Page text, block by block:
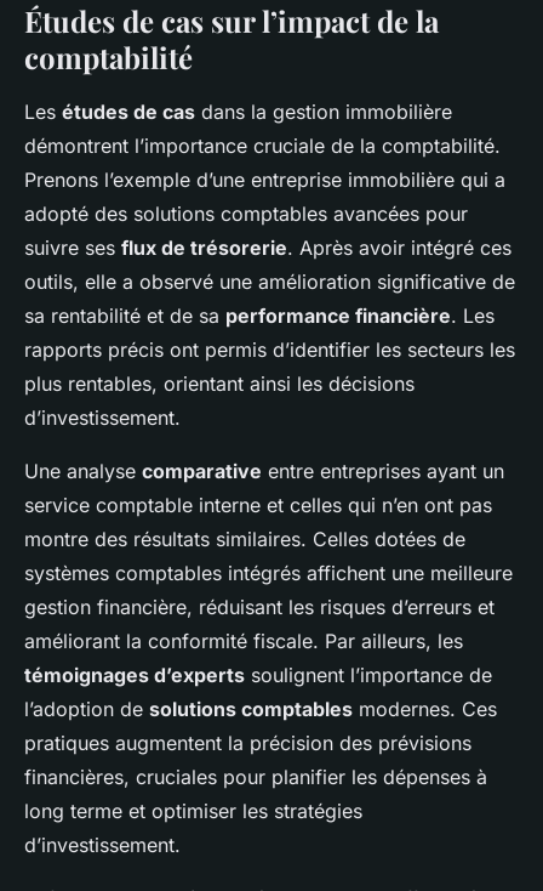
Études de cas sur l’impact de la
comptabilité
Les études de cas dans la gestion immobilière
démontrent l’importance cruciale de la comptabilité.
Prenons l’exemple d’une entreprise immobilière qui a
adopté des solutions comptables avancées pour
suivre ses flux de trésorerie. Après avoir intégré ces
outils, elle a observé une amélioration significative de
sa rentabilité et de sa performance financière. Les
rapports précis ont permis d’identifier les secteurs les
plus rentables, orientant ainsi les décisions
d’investissement.
Une analyse comparative entre entreprises ayant un
service comptable interne et celles qui n’en ont pas
montre des résultats similaires. Celles dotées de
systèmes comptables intégrés affichent une meilleure
gestion financière, réduisant les risques d’erreurs et
améliorant la conformité fiscale. Par ailleurs, les
témoignages d’experts soulignent l’importance de
l’adoption de solutions comptables modernes. Ces
pratiques augmentent la précision des prévisions
financières, cruciales pour planifier les dépenses à
long terme et optimiser les stratégies
d’investissement.